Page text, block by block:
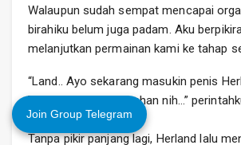
Walaupun sudah sempat mencapai
birahiku belum juga padam. Aku
melanjutkan permainan kami ke tahap
“Land.. Ayo sekarang masukin penis
Teteh! Udah nggak tahan nih…”
dikuasai hawa nafsu.
Tanpa pikir panjang lagi, Herland lalu
Join Group Telegram